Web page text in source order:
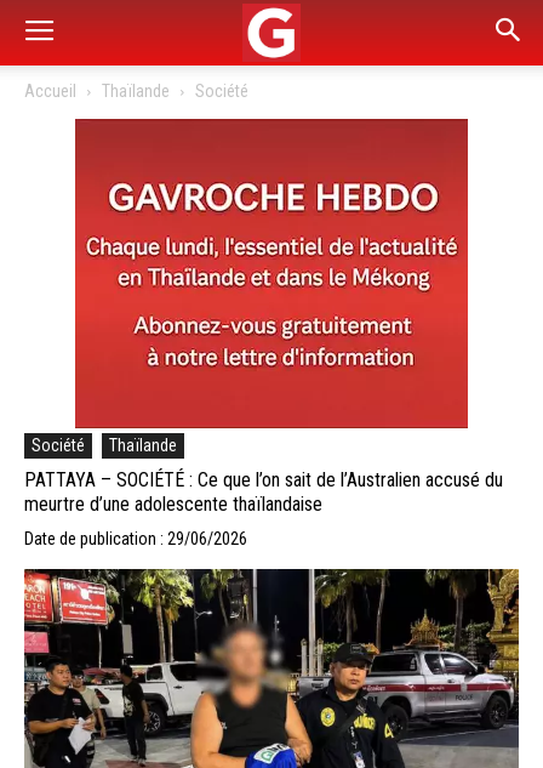
Accueil Thaïlande Société
Société Thaïlande
PATTAYA – SOCIÉTÉ : Ce que l’on sait de l’Australien accusé du
meurtre d’une adolescente thaïlandaise
Date de publication : 29/06/2026